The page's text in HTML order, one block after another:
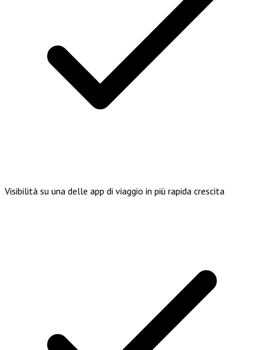
Visibilità su una delle app di viaggio in più rapida crescita